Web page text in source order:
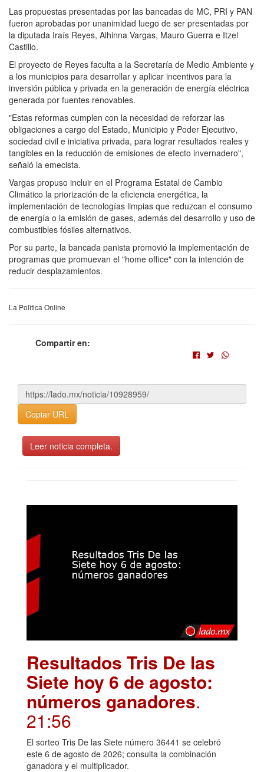
Las propuestas presentadas por las bancadas de MC, PRI y PAN
fueron aprobadas por unanimidad luego de ser presentadas por
la diputada Iraís Reyes, Alhinna Vargas, Mauro Guerra e Itzel
Castillo.
El proyecto de Reyes faculta a la Secretaría de Medio Ambiente y
a los municipios para desarrollar y aplicar incentivos para la
inversión pública y privada en la generación de energía eléctrica
generada por fuentes renovables.
"Estas reformas cumplen con la necesidad de reforzar las
obligaciones a cargo del Estado, Municipio y Poder Ejecutivo,
sociedad civil e iniciativa privada, para lograr resultados reales y
tangibles en la reducción de emisiones de efecto invernadero",
señaló la emecista.
Vargas propuso incluir en el Programa Estatal de Cambio
Climático la priorización de la eficiencia energética, la
implementación de tecnologías limpias que reduzcan el consumo
de energía o la emisión de gases, además del desarrollo y uso de
combustibles fósiles alternativos.
Por su parte, la bancada panista promovió la implementación de
programas que promuevan el "home office" con la intención de
reducir desplazamientos.
La Polìtica Online
Compartir en:
Copiar URL
Leer noticia completa.
Resultados Tris De las
Siete hoy 6 de agosto:
números ganadores.
21:56
El sorteo Tris De las Siete número 36441 se celebró
este 6 de agosto de 2026; consulta la combinación
ganadora y el multiplicador.